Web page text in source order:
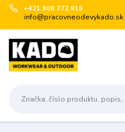
+421 908 772 919
info@pracovneodevykado.sk